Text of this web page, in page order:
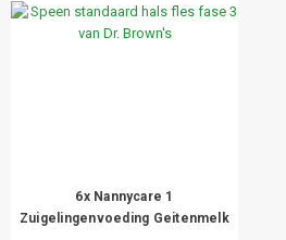
6x Nannycare 1
Zuigelingenvoeding Geitenmelk